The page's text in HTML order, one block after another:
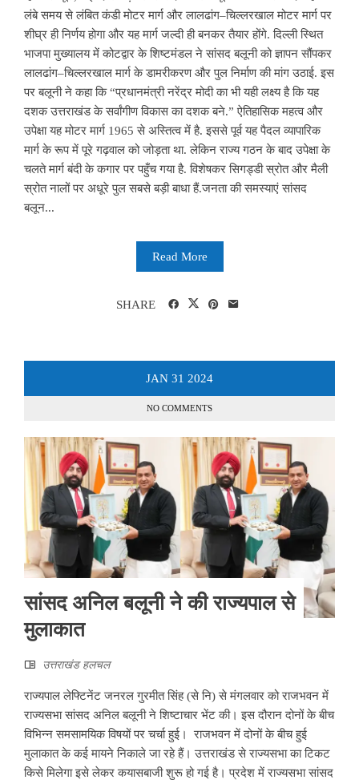
लंबे समय से लंबित कंडी मोटर मार्ग और लालढांग–चिल्लरखाल मोटर मार्ग पर
शीघ्र ही निर्णय होगा और यह मार्ग जल्दी ही बनकर तैयार होंगे. दिल्ली स्थित
भाजपा मुख्यालय में कोटद्वार के शिष्टमंडल ने सांसद बलूनी को ज्ञापन सौंपकर
लालढांग–चिल्लरखाल मार्ग के डामरीकरण और पुल निर्माण की मांग उठाई. इस
पर बलूनी ने कहा कि “प्रधानमंत्री नरेंद्र मोदी का भी यही लक्ष्य है कि यह
दशक उत्तराखंड के सर्वांगीण विकास का दशक बने.” ऐतिहासिक महत्व और
उपेक्षा यह मोटर मार्ग 1965 से अस्तित्व में है. इससे पूर्व यह पैदल व्यापारिक
मार्ग के रूप में पूरे गढ़वाल को जोड़ता था. लेकिन राज्य गठन के बाद उपेक्षा के
चलते मार्ग बंदी के कगार पर पहुँच गया है. विशेषकर सिगड्डी स्रोत और मैली
स्रोत नालों पर अधूरे पुल सबसे बड़ी बाधा हैं.जनता की समस्याएं सांसद
बलून...
Read More
SHARE
JAN 31 2024
NO COMMENTS
सांसद अनिल बलूनी ने की राज्यपाल से
मुलाकात
उत्तराखंड हलचल
राज्यपाल लेफ्टिनेंट जनरल गुरमीत सिंह (से नि) से मंगलवार को राजभवन में
राज्यसभा सांसद अनिल बलूनी ने शिष्टाचार भेंट की। इस दौरान दोनों के बीच
विभिन्न समसामयिक विषयों पर चर्चा हुई। राजभवन में दोनों के बीच हुई
मुलाकात के कई मायने निकाले जा रहे हैं। उत्तराखंड से राज्यसभा का टिकट
किसे मिलेगा इसे लेकर कयासबाजी शुरू हो गई है। प्रदेश में राज्यसभा सांसद